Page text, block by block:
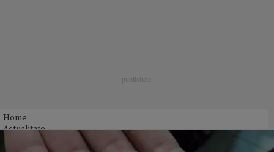
Home
Actualitate